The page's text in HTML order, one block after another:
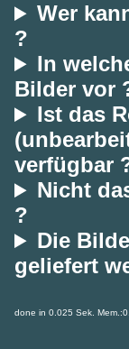
Wer
?
In
Bilder vor
Ist das
verfügbar
Nicht
?
Die
geliefert
done in 0.025 Sek.